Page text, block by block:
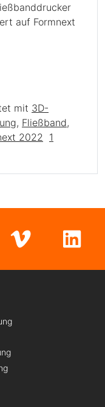
auf Formnext
mit 3D-
, Fließband,
2022
1
trifft alte
Vimeo